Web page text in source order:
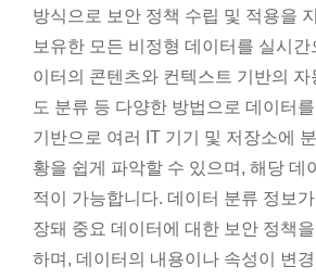
방식으로 보안 정책 수립 및 적용을
보유한 모든 비정형 데이터를 실시간
이터의 콘텐츠와 컨텍스트 기반의 자
도 분류 등 다양한 방법으로 데이터
기반으로 여러 IT 기기 및 저장소에
황을 쉽게 파악할 수 있으며, 해당 데
적이 가능합니다. 데이터 분류 정보
장돼 중요 데이터에 대한 보안 정책
하며, 데이터의 내용이나 속성이 변